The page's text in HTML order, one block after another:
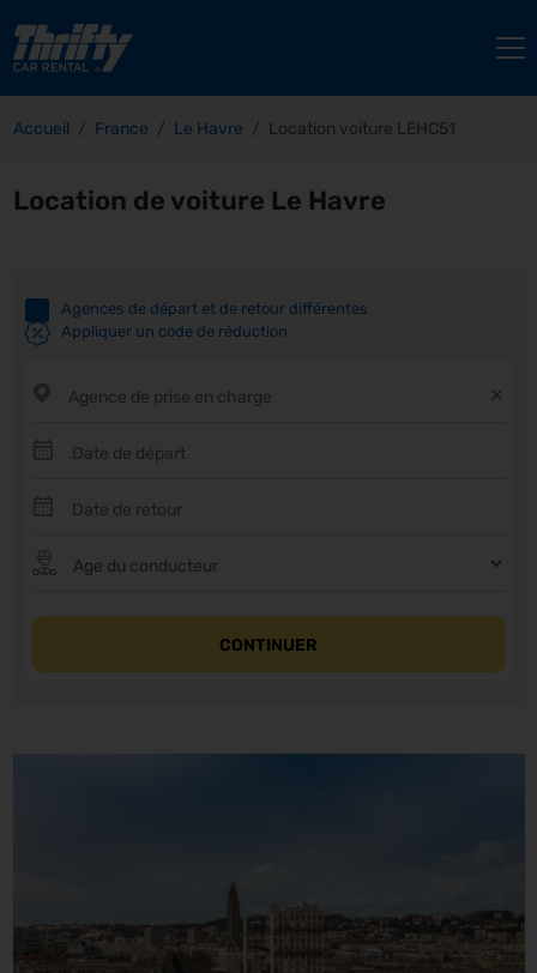
Accueil France Le Havre Location voiture LEHC51
Location de voiture Le Havre
Agences de départ et de retour différentes
Appliquer un code de réduction
CONTINUER